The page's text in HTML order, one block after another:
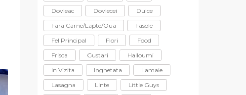
Dovleac
Dovlecei
Dulce
Fara Carne/lapte/oua
Fasole
Fel Principal
Flori
Food
Frisca
Gustari
Halloumi
In Vizita
Inghetata
Lamaie
Lasagna
Linte
Little Guys